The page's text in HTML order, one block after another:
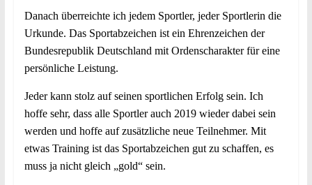
Danach überreichte ich jedem Sportler, jeder Sportlerin die
Urkunde. Das Sportabzeichen ist ein Ehrenzeichen der
Bundesrepublik Deutschland mit Ordenscharakter für eine
persönliche Leistung.
Jeder kann stolz auf seinen sportlichen Erfolg sein. Ich
hoffe sehr, dass alle Sportler auch 2019 wieder dabei sein
werden und hoffe auf zusätzliche neue Teilnehmer. Mit
etwas Training ist das Sportabzeichen gut zu schaffen, es
muss ja nicht gleich „gold“ sein.